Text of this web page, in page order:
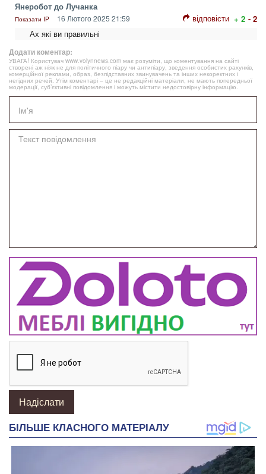
Янеробот до Лучанка
Показати IP 16 Лютого 2025 21:59 відповісти + 2 - 2
Ах які ви правильні
Додати коментар:
УВАГА! Користувач www.volynnews.com має розуміти, що коментування на сайті
створені аж ніяк не для політичного піару чи антипіару, зведення особистих рахунків,
комерційної реклами, образ, безпідставних звинувачень та інших некоректних і
негідних речей. Утім коментарі – це не редакційні матеріали, не мають попередньої
модерації, суб’єктивні повідомлення і можуть містити недостовірну інформацію.